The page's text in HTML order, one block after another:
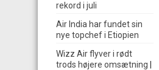
rekord i juli
Air India har fundet sin
nye topchef i Etiopien
Wizz Air flyver i rødt
trods højere omsætning